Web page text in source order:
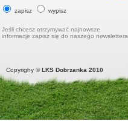
zapisz wypisz
Jeśli chcesz otrzymywać najnowsze
informacje zapisz się do naszego newslettera
Copyrighy ©LKS Dobrzanka 2010